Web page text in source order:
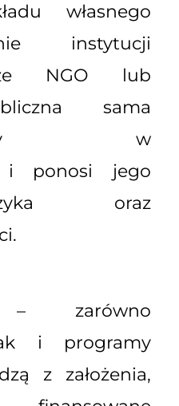
własnego
instytucji
że NGO lub
sama
w
i ponosi jego
oraz
– zarówno
i programy
z założenia,